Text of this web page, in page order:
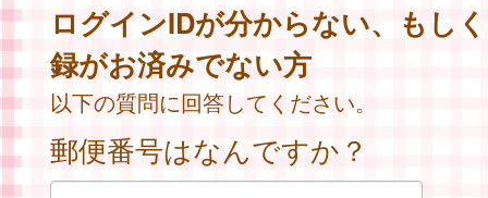
ログインIDが分からない、もし
録がお済みでない方
以下の質問に回答してください。
郵便番号はなんですか？